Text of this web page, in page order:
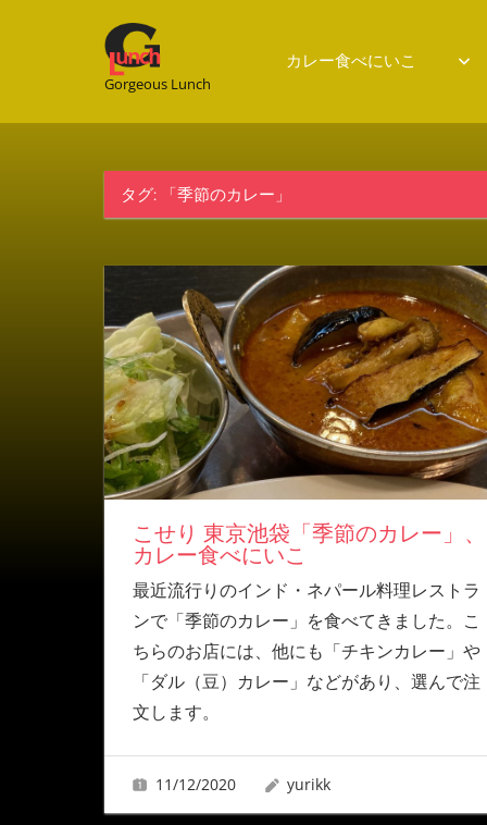
Gorgeous
Lunch
Gorgeous Lunch
カレー食べにいこ
タグ: 「季節のカレー」
こせり 東京池袋「季節のカレー」、
カレー食べにいこ
最近流行りのインド・ネパール料理レストラ
ンで「季節のカレー」を食べてきました。こ
ちらのお店には、他にも「チキンカレー」や
「ダル（豆）カレー」などがあり、選んで注
文します。
11/12/2020 yurikk